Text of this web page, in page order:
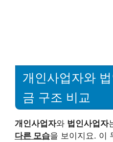
개인사업자와
금 구조 비교
개인사업자와 법인사업자
다른 모습을 보이지요. 이